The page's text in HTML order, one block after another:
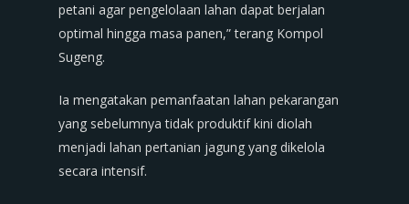
petani agar pengelolaan lahan dapat berjalan
optimal hingga masa panen,” terang Kompol
Sugeng.
Ia mengatakan pemanfaatan lahan pekarangan
yang sebelumnya tidak produktif kini diolah
menjadi lahan pertanian jagung yang dikelola
secara intensif.